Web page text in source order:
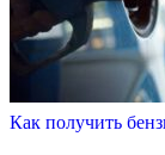
Как получить